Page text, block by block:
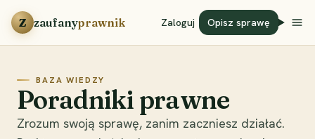
Przejdź do treści
Z zaufanyprawnik Zaloguj Opisz sprawę
BAZA WIEDZY
Poradniki prawne
Zrozum swoją sprawę, zanim zaczniesz działać.